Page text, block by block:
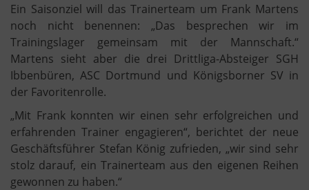
Ein Saisonziel will das Trainerteam um Frank Martens
noch nicht benennen: „Das besprechen wir im
Trainingslager gemeinsam mit der Mannschaft.“
Martens sieht aber die drei Drittliga-Absteiger SGH
Ibbenbüren, ASC Dortmund und Königsborner SV in
der Favoritenrolle.
„Mit Frank konnten wir einen sehr erfolgreichen und
erfahrenden Trainer engagieren“, berichtet der neue
Geschäftsführer Stefan König zufrieden, „wir sind sehr
stolz darauf, ein Trainerteam aus den eigenen Reihen
gewonnen zu haben.“